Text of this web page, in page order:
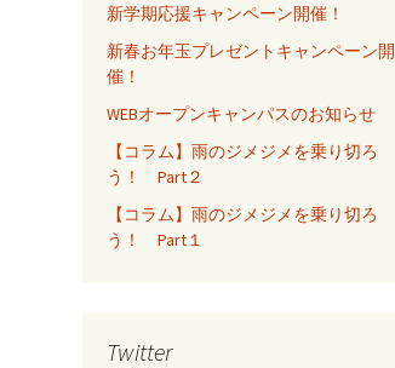
新学期応援キャンペーン開催！
新春お年玉プレゼントキャンペーン開
催！
WEBオープンキャンパスのお知らせ
【コラム】雨のジメジメを乗り切ろ
う！ Part２
【コラム】雨のジメジメを乗り切ろ
う！ Part１
Twitter